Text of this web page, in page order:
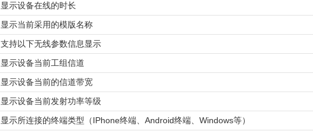
显示设备在线的时长
显示当前采用的模版名称
支持以下无线参数信息显示
显示设备当前工组信道
显示设备当前的信道带宽
显示设备当前发射功率等级
显示所连接的终端类型（IPhone终端、Android终端、Windows等）